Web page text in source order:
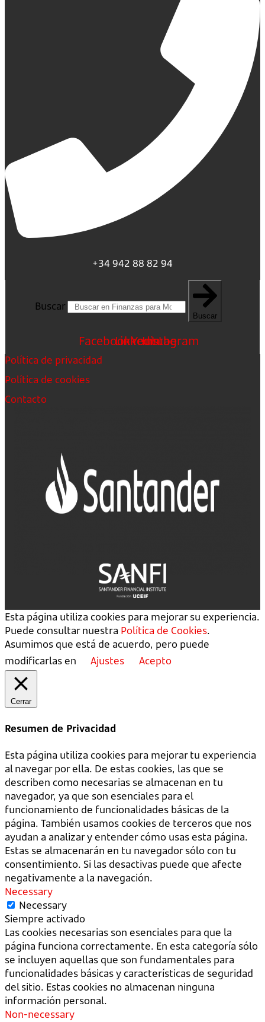
+34 942 88 82 94
Buscar
Buscar
FacebookLinkedin
Youtube
Instagram
Política de privacidad
Política de cookies
Contacto
Esta página utiliza cookies para mejorar su experiencia.
Puede consultar nuestra Política de Cookies.
Asumimos que está de acuerdo, pero puede
modificarlas en
Ajustes Acepto
Cerrar
Resumen de Privacidad
Esta página utiliza cookies para mejorar tu experiencia
al navegar por ella. De estas cookies, las que se
describen como necesarias se almacenan en tu
navegador, ya que son esenciales para el
funcionamiento de funcionalidades básicas de la
página. También usamos cookies de terceros que nos
ayudan a analizar y entender cómo usas esta página.
Estas se almacenarán en tu navegador sólo con tu
consentimiento. Si las desactivas puede que afecte
negativamente a la navegación.
Necessary
Necessary
Siempre activado
Las cookies necesarias son esenciales para que la
página funciona correctamente. En esta categoría sólo
se incluyen aquellas que son fundamentales para
funcionalidades básicas y características de seguridad
del sitio. Estas cookies no almacenan ninguna
información personal.
Non-necessary